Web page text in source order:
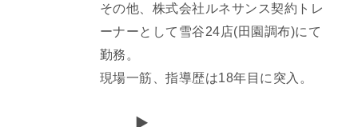
その他、株式会社ルネサンス契約トレ
ーナーとして雪谷24店(田園調布)にて
勤務。
現場一筋、指導歴は18年目に突入。